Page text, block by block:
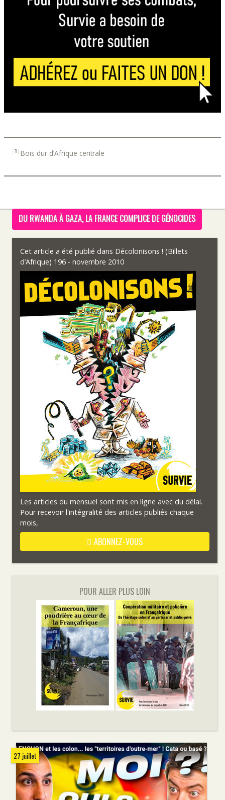
[1] Bois dur d’Afrique centrale
DU RWANDA À GAZA, LA FRANCE COMPLICE DE GÉNOCIDES
Cet article a été publié dans Décolonisons ! (Billets
d’Afrique) 196 - novembre 2010
Les articles du mensuel sont mis en ligne avec du délai.
Pour recevoir l'intégralité des articles publiés chaque
mois,
ABONNEZ-VOUS
POUR ALLER PLUS LOIN
27 juillet